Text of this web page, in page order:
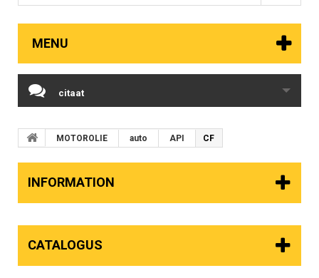
MENU
citaat
MOTOROLIE auto API CF
INFORMATION
CATALOGUS